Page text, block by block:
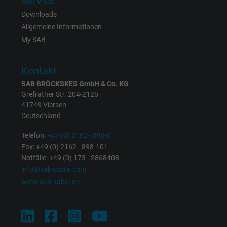
Anbieter
Laufzeit
Zweck
Erzeugt statistische Daten darüber, wie der
Besucher die Website nutzt.
Anbieter Google LLC
Laufzeit 1 Jahr
zu registrieren und zu melden.
Downloads
Allgemeine Informationen
My SAB
Kontakt
SAB BRÖCKSKES GmbH & Co. KG
Grefrather Str. 204-212b
41749 Viersen
Deutschland
Telefon:+49 (0) 2162 - 898-0
Fax: +49 (0) 2162 - 898-101
Notfälle: +49 (0) 173 - 2868408
info@sab-cable.com
www.sab-kabel.de